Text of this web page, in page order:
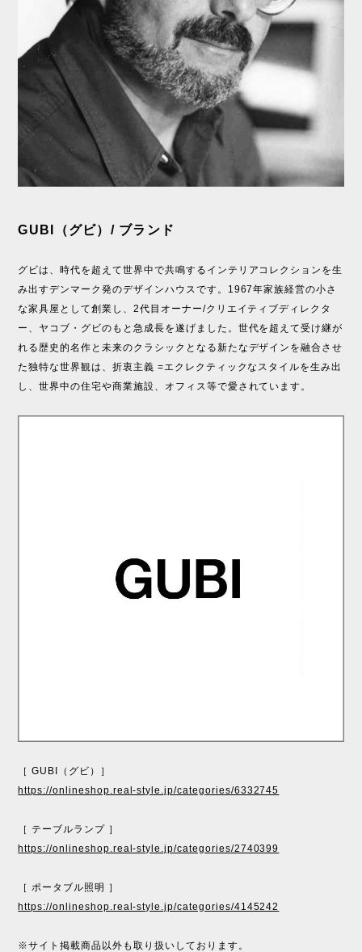
GUBI（グビ）/ ブランド
グビは、時代を超えて世界中で共鳴するインテリアコレクションを生
み出すデンマーク発のデザインハウスです。1967年家族経営の小さ
な家具屋として創業し、2代目オーナー/クリエイティブディレクタ
ー、ヤコブ・グビのもと急成長を遂げました。世代を超えて受け継が
れる歴史的名作と未来のクラシックとなる新たなデザインを融合させ
た独特な世界観は、折衷主義 =エクレクティックなスタイルを生み出
し、世界中の住宅や商業施設、オフィス等で愛されています。
［ GUBI（グビ）］
https://onlineshop.real-style.jp/categories/6332745
［ テーブルランプ ］
https://onlineshop.real-style.jp/categories/2740399
［ ポータブル照明 ］
https://onlineshop.real-style.jp/categories/4145242
※サイト掲載商品以外も取り扱いしております。